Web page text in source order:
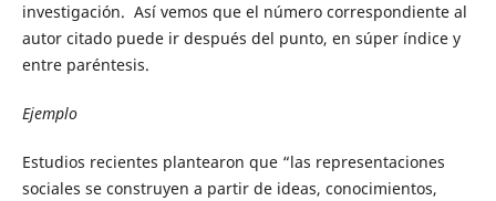
investigación. Así vemos que el número correspondiente al
autor citado puede ir después del punto, en súper índice y
entre paréntesis.
Ejemplo
Estudios recientes plantearon que “las representaciones
sociales se construyen a partir de ideas, conocimientos,